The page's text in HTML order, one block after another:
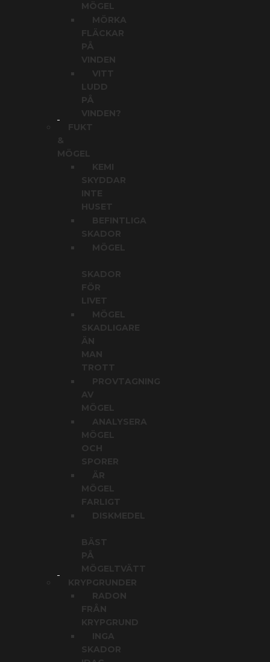
MÖGEL
MÖRKA
FLÄCKAR
PÅ
VINDEN
VITT
PÅ
VINDEN?
FUKT
&
MÖGEL
KEMI
SKYDDAR
HUSET
BEFINTLIGA
SKADOR
MÖGEL
SKADOR
FÖR
LIVET
MÖGEL
SKADLIGARE
ÄN
MAN
TROTT
PROVTAGNING
AV
MÖGEL
ANALYSERA
MÖGEL
OCH
SPORER
ÄR
MÖGEL
FARLIGT
DISKMEDEL
BÄST
PÅ
MÖGELTVÄTT
KRYPGRUNDER
RADON
FRÅN
KRYPGRUND
INGA
SKADOR